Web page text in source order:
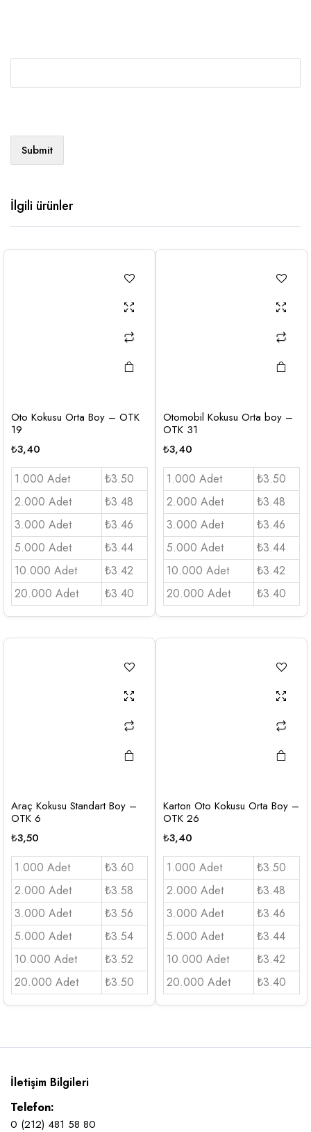
İlgili ürünler
Oto Kokusu Orta Boy – OTK
19
₺3,40
1.000 Adet
₺3.50
2.000 Adet
₺3.48
3.000 Adet
₺3.46
5.000 Adet
₺3.44
10.000 Adet
₺3.42
20.000 Adet
₺3.40
Otomobil Kokusu Orta boy –
OTK 31
₺3,40
1.000 Adet
₺3.50
2.000 Adet
₺3.48
3.000 Adet
₺3.46
5.000 Adet
₺3.44
10.000 Adet
₺3.42
20.000 Adet
₺3.40
Araç Kokusu Standart Boy –
OTK 6
₺3,50
1.000 Adet
₺3.60
2.000 Adet
₺3.58
3.000 Adet
₺3.56
5.000 Adet
₺3.54
10.000 Adet
₺3.52
20.000 Adet
₺3.50
Karton Oto Kokusu Orta Boy –
OTK 26
₺3,40
1.000 Adet
₺3.50
2.000 Adet
₺3.48
3.000 Adet
₺3.46
5.000 Adet
₺3.44
10.000 Adet
₺3.42
20.000 Adet
₺3.40
İletişim Bilgileri
Telefon:
0 (212) 481 58 80